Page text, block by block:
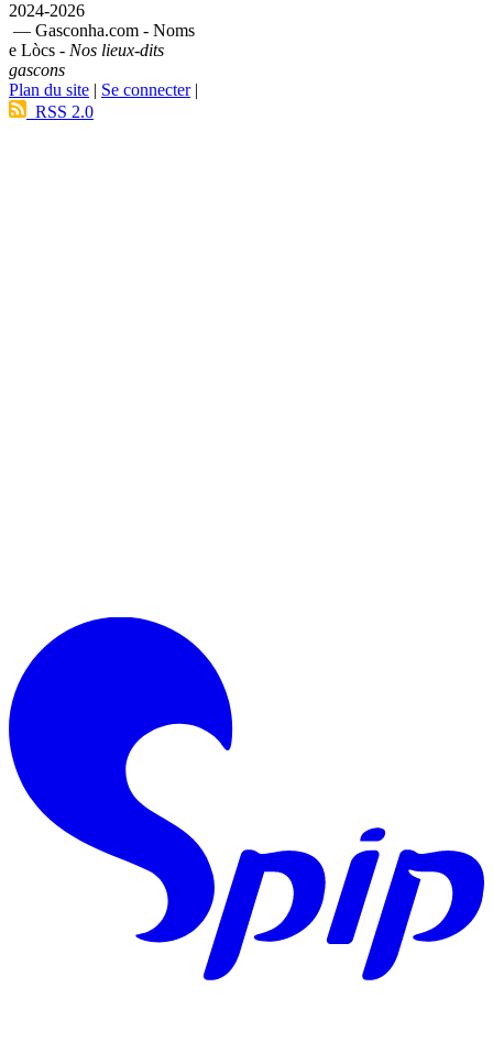
2024-2026
— Gasconha.com - Noms
e Lòcs - Nos lieux-dits
gascons
Plan du site | Se connecter|
RSS 2.0